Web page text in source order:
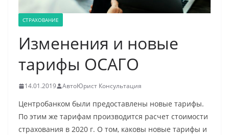
СТРАХОВАНИЕ
Изменения и новые
тарифы ОСАГО
14.01.2019 АвтоЮрист Консультация
Центробанком были предоставлены новые тарифы.
По этим же тарифам производится расчет стоимости
страхования в 2020 г. О том, каковы новые тарифы и